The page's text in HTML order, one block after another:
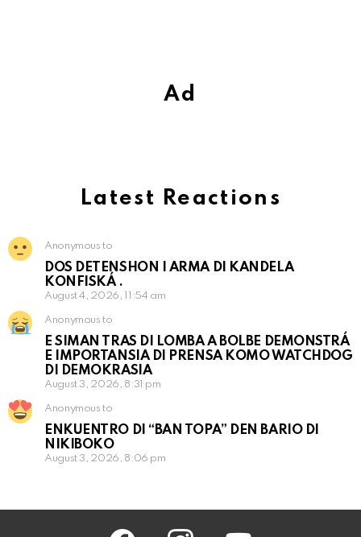
Ad
Latest Reactions
Anonymous to
DOS DETENSHON I ARMA DI KANDELA
KONFISKÁ .
August 4, 2026, 11:54 am
Anonymous to
E SIMAN TRAS DI LOMBA A BOLBE DEMONSTRÁ
E IMPORTANSIA DI PRENSA KOMO WATCHDOG
DI DEMOKRASIA
August 3, 2026, 8:31 pm
Anonymous to
ENKUENTRO DI “BAN TOPA” DEN BARIO DI
NIKIBOKO
August 3, 2026, 8:06 pm
facebook instagram youtube